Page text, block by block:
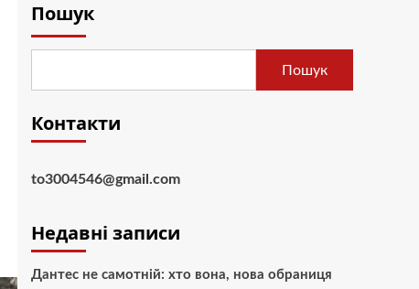
Пошук
Пошук
Контакти
to3004546@gmail.com
Недавні записи
Дантес не самотній: хто вона, нова обраниця